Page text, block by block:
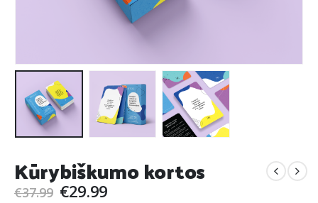
Kūrybiškumo kortos
€37.99 Original
€29.99Current